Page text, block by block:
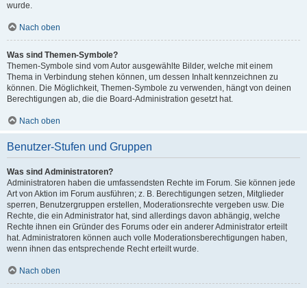
wurde.
Nach oben
Was sind Themen-Symbole?
Themen-Symbole sind vom Autor ausgewählte Bilder, welche mit einem
Thema in Verbindung stehen können, um dessen Inhalt kennzeichnen zu
können. Die Möglichkeit, Themen-Symbole zu verwenden, hängt von deinen
Berechtigungen ab, die die Board-Administration gesetzt hat.
Nach oben
Benutzer-Stufen und Gruppen
Was sind Administratoren?
Administratoren haben die umfassendsten Rechte im Forum. Sie können jede
Art von Aktion im Forum ausführen; z. B. Berechtigungen setzen, Mitglieder
sperren, Benutzergruppen erstellen, Moderationsrechte vergeben usw. Die
Rechte, die ein Administrator hat, sind allerdings davon abhängig, welche
Rechte ihnen ein Gründer des Forums oder ein anderer Administrator erteilt
hat. Administratoren können auch volle Moderationsberechtigungen haben,
wenn ihnen das entsprechende Recht erteilt wurde.
Nach oben